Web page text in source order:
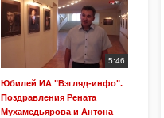
5:46
Юбилей ИА "Взгляд-инфо".
Поздравления Рената
Мухамедьярова и Антона